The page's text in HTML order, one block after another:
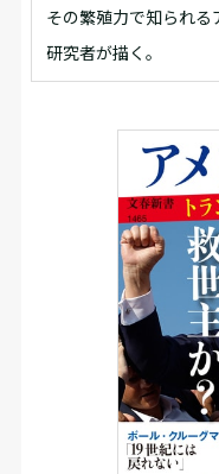
その繁殖力で知られる
研究者が描く。